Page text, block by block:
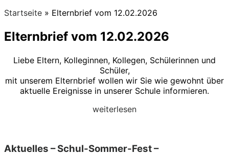
Startseite » Elternbrief vom 12.02.2026
Elternbrief vom 12.02.2026
Liebe Eltern, Kolleginnen, Kollegen, Schülerinnen und
Schüler,
mit unserem Elternbrief wollen wir Sie wie gewohnt über
aktuelle Ereignisse in unserer Schule informieren.
weiterlesen
Aktuelles – Schul-Sommer-Fest –